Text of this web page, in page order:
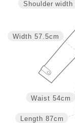
Length 87cm
Waist 54cm
Width 57.5cm
Shoulder width